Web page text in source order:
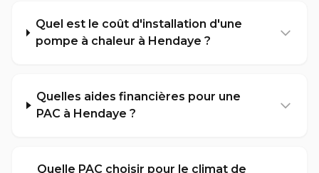
Quel est le coût d'installation d'une
pompe à chaleur à Hendaye ?
Quelles aides financières pour une
PAC à Hendaye ?
Quelle PAC choisir pour le climat de